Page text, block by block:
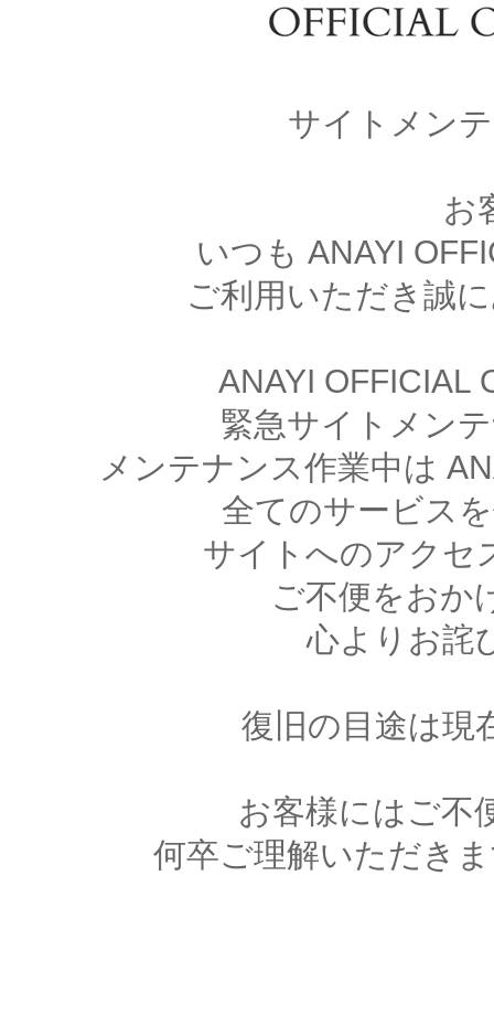
サイトメン
お
いつも ANAYI
ご利用いただき誠
ANAYI OFFICIAL
緊急サイトメン
メンテナンス作業中は
全てのサービス
サイトへのアクセ
ご不便をおか
心よりお詫
復旧の目途は現
お客様にはご不
何卒ご理解いただき